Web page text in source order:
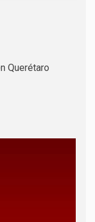
Querétaro